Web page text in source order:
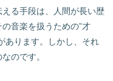
る手段は、人間が長い歴
音楽を扱うための”才
あります。しかし、それ
のです。